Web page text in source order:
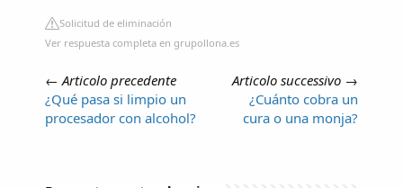
Solicitud de eliminación
Ver respuesta completa en grupollona.es
← Articolo precedente
¿Qué pasa si limpio un
procesador con alcohol?
Articolo successivo →
¿Cuánto cobra un
cura o una monja?